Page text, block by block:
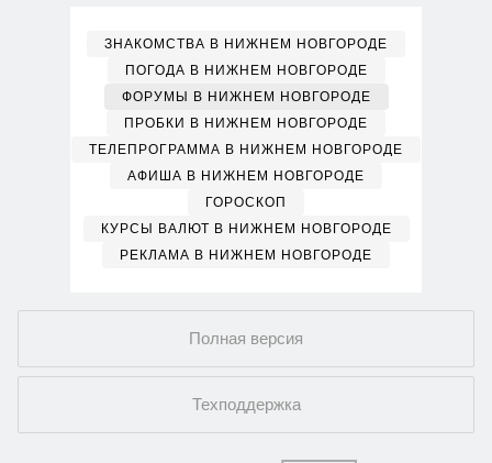
ЗНАКОМСТВА В НИЖНЕМ НОВГОРОДЕ
ПОГОДА В НИЖНЕМ НОВГОРОДЕ
ФОРУМЫ В НИЖНЕМ НОВГОРОДЕ
ПРОБКИ В НИЖНЕМ НОВГОРОДЕ
ТЕЛЕПРОГРАММА В НИЖНЕМ НОВГОРОДЕ
АФИША В НИЖНЕМ НОВГОРОДЕ
ГОРОСКОП
КУРСЫ ВАЛЮТ В НИЖНЕМ НОВГОРОДЕ
РЕКЛАМА В НИЖНЕМ НОВГОРОДЕ
Полная версия
Техподдержка